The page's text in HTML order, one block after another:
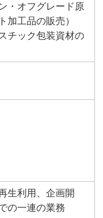
・オフグレード原
加工品の販売）
チック包装資材の
生利用、企画開
の一連の業務